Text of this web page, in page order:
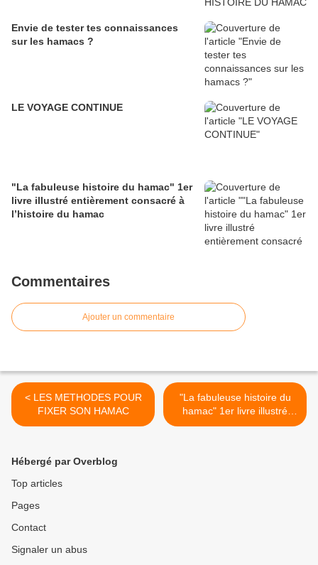
Envie de tester tes connaissances
sur les hamacs ?
LE VOYAGE CONTINUE
"La fabuleuse histoire du hamac" 1er
livre illustré entièrement consacré à
l’histoire du hamac
Commentaires
Ajouter un commentaire
< LES METHODES POUR
FIXER SON HAMAC
"La fabuleuse histoire du
hamac" 1er livre illustré
entièrement consacré à
Hébergé par Overblog
Top articles
Pages
Contact
Signaler un abus